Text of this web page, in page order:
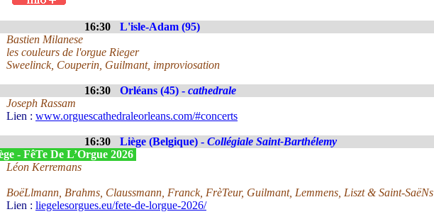
16:30 L'isle-Adam (95)
Bastien Milanese
les couleurs de l'orgue Rieger
Sweelinck, Couperin, Guilmant, improviosation
16:30 Orléans (45) - cathedrale
Joseph Rassam
Lien : www.orguescathedraleorleans.com/#concerts
16:30 Liège (Belgique) - Collégiale Saint-Barthélemy
- FêTe De L’Orgue 2026
Léon Kerremans
BoëLlmann, Brahms, Claussmann, Franck, FrèTeur, Guilmant, Lemmens, Liszt & Saint-SaëNs
Lien : liegelesorgues.eu/fete-de-lorgue-2026/